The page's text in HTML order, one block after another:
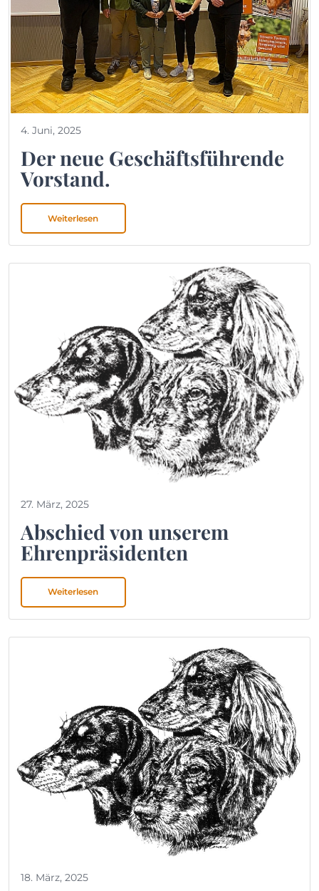
4. Juni, 2025
Der neue Geschäftsführende
Vorstand.
Weiterlesen
27. März, 2025
Abschied von unserem
Ehrenpräsidenten
Weiterlesen
18. März, 2025